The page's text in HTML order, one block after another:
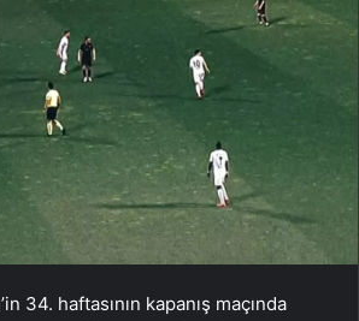
34. haftasının kapanış maçında